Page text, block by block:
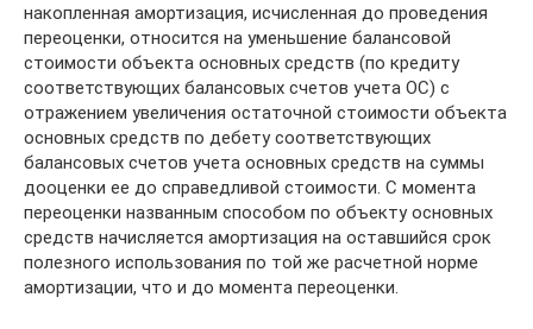
накопленная амортизация, исчисленная до проведения
переоценки, относится на уменьшение балансовой
стоимости объекта основных средств (по кредиту
соответствующих балансовых счетов учета ОС) с
отражением увеличения остаточной стоимости объекта
основных средств по дебету соответствующих
балансовых счетов учета основных средств на суммы
дооценки ее до справедливой стоимости. С момента
переоценки названным способом по объекту основных
средств начисляется амортизация на оставшийся срок
полезного использования по той же расчетной норме
амортизации, что и до момента переоценки.